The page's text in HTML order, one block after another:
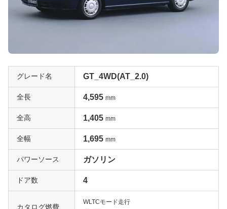
2LNAと4WDによる素直な走り「RS」
ンを搭載したベーシックグレードにRSの名が与えられま
のセンターデフ式4WDが、そして4速ATにはアクティブ
トルクスプリットの電子制御4WDが採用されています。
最新のクルマと比べると装備は豊富ではありませんが、フ
ルオートエアコンやデュアルエアバッグ、本革ステアリン
グに本革シフトノブなどが標準装備されています。レガシ
ィ本来の魅力が味わえるグレードと評価されていますの
で、ぜひ一括査定を試してみてください。
大排気量NAエンジンが生むゆとり「250T」
グレード名 GT_4WD(AT_2.0)
全長 4,595 mm
全高 1,405 mm
全幅 1,695 mm
パワーソース ガソリン
ドア数 4
カタログ燃費
WLTCモード走行